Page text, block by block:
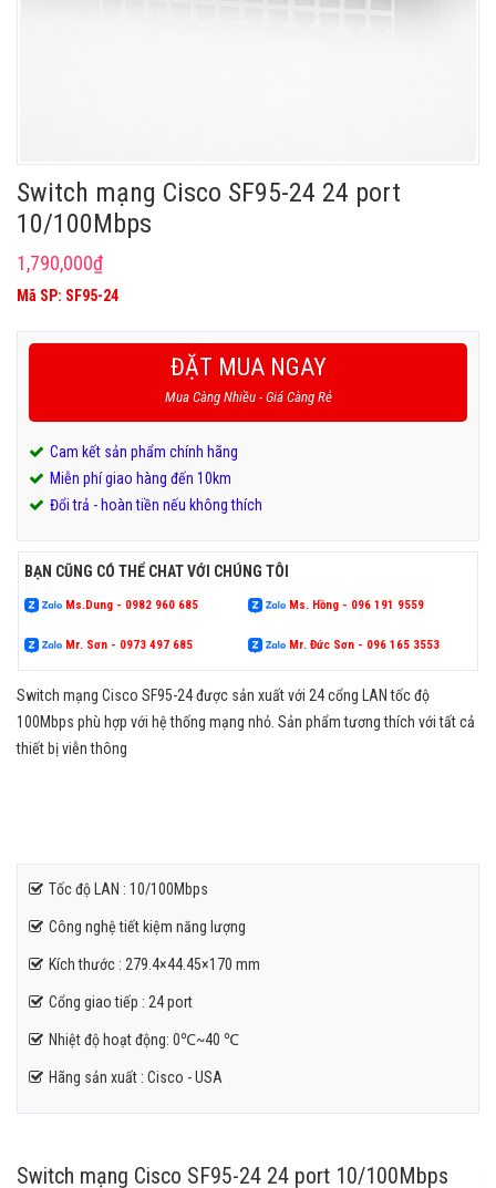
Switch mạng Cisco SF95-24 24 port
10/100Mbps
1,790,000₫
Mã SP: SF95-24
ĐẶT MUA NGAY
Mua Càng Nhiều - Giá Càng Rẻ
Cam kết sản phẩm chính hãng
Miễn phí giao hàng đến 10km
Đổi trả - hoàn tiền nếu không thích
BẠN CŨNG CÓ THỂ CHAT VỚI CHÚNG TÔI
Ms.Dung - 0982 960 685 Ms. Hồng - 096 191 9559
Mr. Sơn - 0973 497 685 Mr. Đức Sơn - 096 165 3553
Switch mạng Cisco SF95-24 được sản xuất với 24 cổng LAN tốc độ
100Mbps phù hợp với hệ thống mạng nhỏ. Sản phẩm tương thích với tất cả
thiết bị viễn thông
Tốc độ LAN : 10/100Mbps
Công nghệ tiết kiệm năng lượng
Kích thước : 279.4×44.45×170 mm
Cổng giao tiếp : 24 port
Nhiệt độ hoạt động: 0℃~40 ℃
Hãng sản xuất : Cisco - USA
Switch mạng Cisco SF95-24 24 port 10/100Mbps